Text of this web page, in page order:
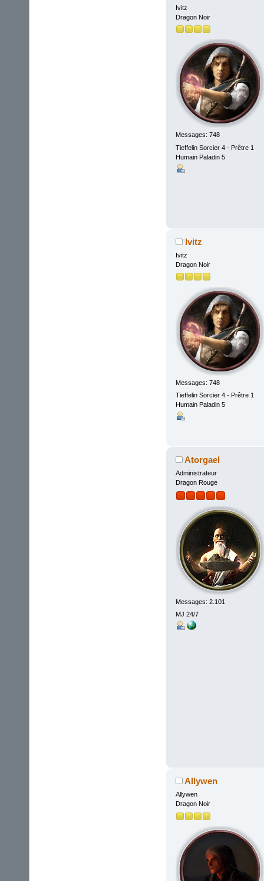
Ivitz
Dragon Noir
Messages: 748
Tieffelin Sorcier 4 - Prêtre 1
Humain Paladin 5
Ivitz
Ivitz
Dragon Noir
Messages: 748
Tieffelin Sorcier 4 - Prêtre 1
Humain Paladin 5
Atorgael
Administrateur
Dragon Rouge
Messages: 2.101
MJ 24/7
Allywen
Allywen
Dragon Noir